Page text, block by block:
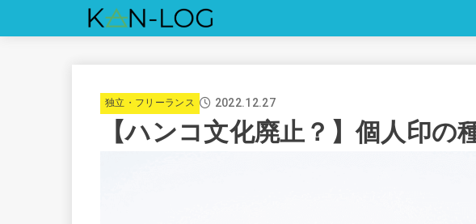
独立・フリーランス 2022.12.27
【ハンコ文化廃止？】個人印の